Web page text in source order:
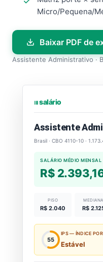
Micro/Pequena/
Baixar PDF de
Assistente Administrativo ·
⏐⏐⏐ salário
Assistente
Brasil · CBO 4110-10 ·
SALÁRIO MÉDIO MENSAL
R$
PISO
R$ 2.040
MEDIANA
R$
55
IPS — ÍNDICE
Estável